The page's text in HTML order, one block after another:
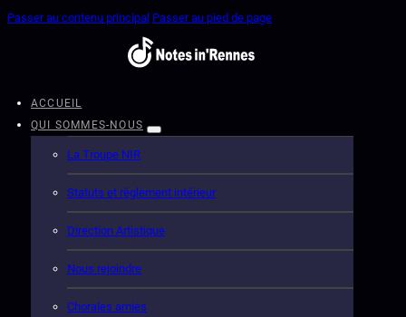
Passer au contenu principal Passer au pied de page
ACCUEIL
QUI SOMMES-NOUS
La Troupe NIR
Statuts et règlement intérieur
Direction Artistique
Nous rejoindre
Chorales amies